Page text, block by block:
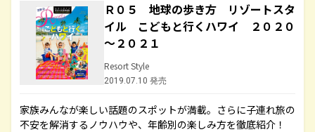
Ｒ０５ 地球の歩き方 リゾートスタ
イル こどもと行くハワイ ２０２０
～２０２１
Resort Style
2019.07.10 発売
家族みんなが楽しい話題のスポットが満載。さらに子連れ旅の
不安を解消するノウハウや、年齢別の楽しみ方を徹底紹介！